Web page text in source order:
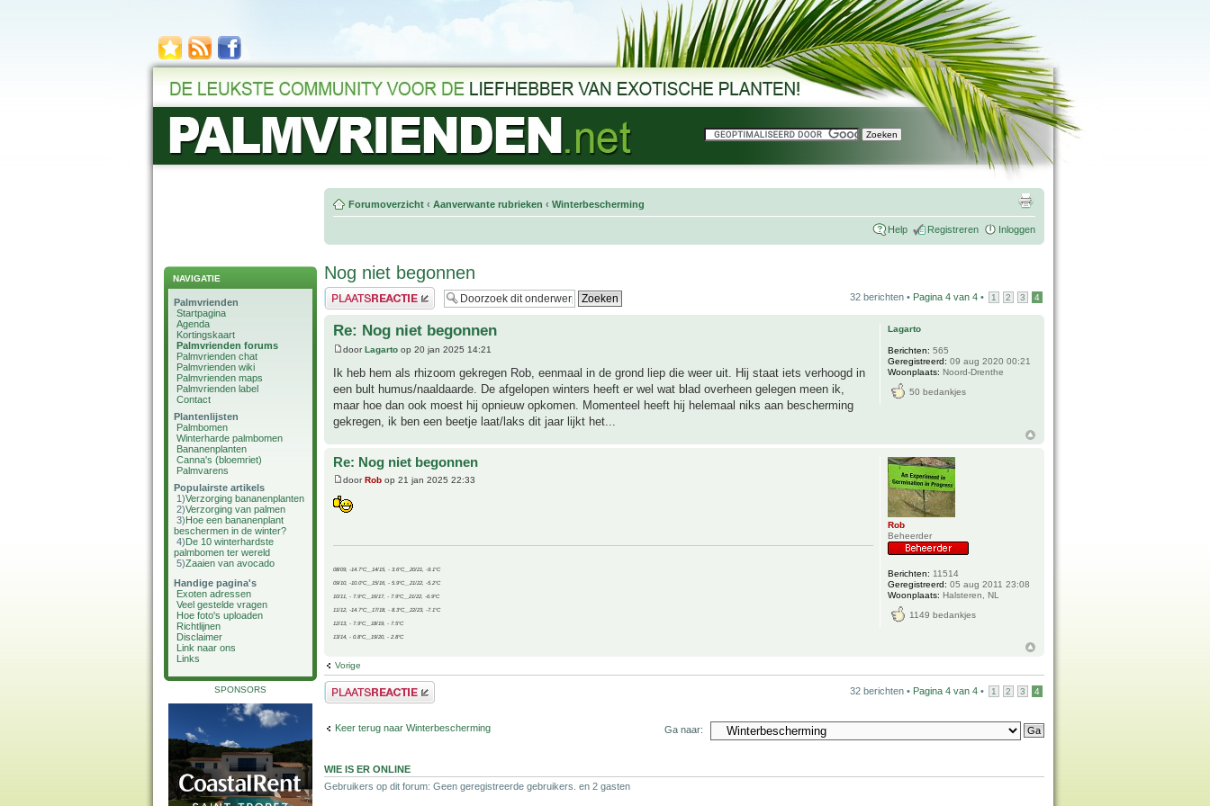
NAVIGATIE
Palmvrienden
Startpagina
Agenda
Kortingskaart
Palmvrienden forums
Palmvrienden chat
Palmvrienden wiki
Palmvrienden maps
Palmvrienden label
Contact
Plantenlijsten
Palmbomen
Winterharde palmbomen
Bananenplanten
Canna's (bloemriet)
Palmvarens
Populairste artikels
1)Verzorging bananenplanten
2)Verzorging van palmen
3)Hoe een bananenplant
beschermen in de winter?
4)De 10 winterhardste
palmbomen ter wereld
5)Zaaien van avocado
Handige pagina's
Exoten adressen
Veel gestelde vragen
Hoe foto's uploaden
Richtlijnen
Disclaimer
Link naar ons
Links
SPONSORS
Forumoverzicht ‹ Aanverwante rubrieken ‹ Winterbescherming
Help Registreren Inloggen
Nog niet begonnen
Plaats een reactie 32 berichten • Pagina 4 van 4 • 1 2 3 4
Re: Nog niet begonnen
doorLagarto op 20 jan 2025 14:21
Ik heb hem als rhizoom gekregen Rob, eenmaal in de grond liep die weer uit. Hij staat iets verhoogd in
een bult humus/naaldaarde. De afgelopen winters heeft er wel wat blad overheen gelegen meen ik,
maar hoe dan ook moest hij opnieuw opkomen. Momenteel heeft hij helemaal niks aan bescherming
gekregen, ik ben een beetje laat/laks dit jaar lijkt het...
Lagarto
Berichten: 565
Geregistreerd: 09 aug 2020 00:21
Woonplaats: Noord-Drenthe
50 bedankjes
Re: Nog niet begonnen
doorRob op 21 jan 2025 22:33
08/09, -14.7°C__14/15, - 3.6°C__20/21, -9.1°C
09/10, -10.0°C__15/16, - 5.9°C__21/22, -5.2°C
10/11, - 7.9°C__16/17, - 7.9°C__21/22, -6.9°C
11/12, -14.7°C__17/18, - 8.3°C__22/23, -7.1°C
12/13, - 7.9°C__18/19, - 7.5°C
13/14, - 0.8°C__19/20, - 2.8°C
Rob
Beheerder
Berichten: 11514
Geregistreerd: 05 aug 2011 23:08
Woonplaats: Halsteren, NL
1149 bedankjes
Vorige
Plaats een reactie 32 berichten • Pagina 4 van 4 • 1 2 3 4
Keer terug naar Winterbescherming Ga naar:
WIE IS ER ONLINE
Gebruikers op dit forum: Geen geregistreerde gebruikers. en 2 gasten